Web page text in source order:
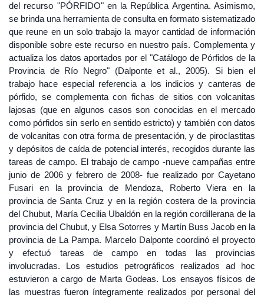
del recurso "PÓRFIDO" en la República Argentina. Asimismo,
se brinda una herramienta de consulta en formato sistematizado
que reune en un solo trabajo la mayor cantidad de información
disponible sobre este recurso en nuestro país. Complementa y
actualiza los datos aportados por el "Catálogo de Pórfidos de la
Provincia de Río Negro" (Dalponte et al., 2005). Si bien el
trabajo hace especial referencia a los indicios y canteras de
pórfido, se complementa con fichas de sitios con volcanitas
lajosas (que en algunos casos son conocidas en el mercado
como pórfidos sin serlo en sentido estricto) y también con datos
de volcanitas con otra forma de presentación, y de piroclastitas
y depósitos de caída de potencial interés, recogidos durante las
tareas de campo. El trabajo de campo -nueve campañas entre
junio de 2006 y febrero de 2008- fue realizado por Cayetano
Fusari en la provincia de Mendoza, Roberto Viera en la
provincia de Santa Cruz y en la región costera de la provincia
del Chubut, María Cecilia Ubaldón en la región cordillerana de la
provincia del Chubut, y Elsa Sotorres y Martín Buss Jacob en la
provincia de La Pampa. Marcelo Dalponte coordinó el proyecto
y efectuó tareas de campo en todas las provincias
involucradas. Los estudios petrográficos realizados ad hoc
estuvieron a cargo de Marta Godeas. Los ensayos físicos de
las muestras fueron íntegramente realizados por personal del